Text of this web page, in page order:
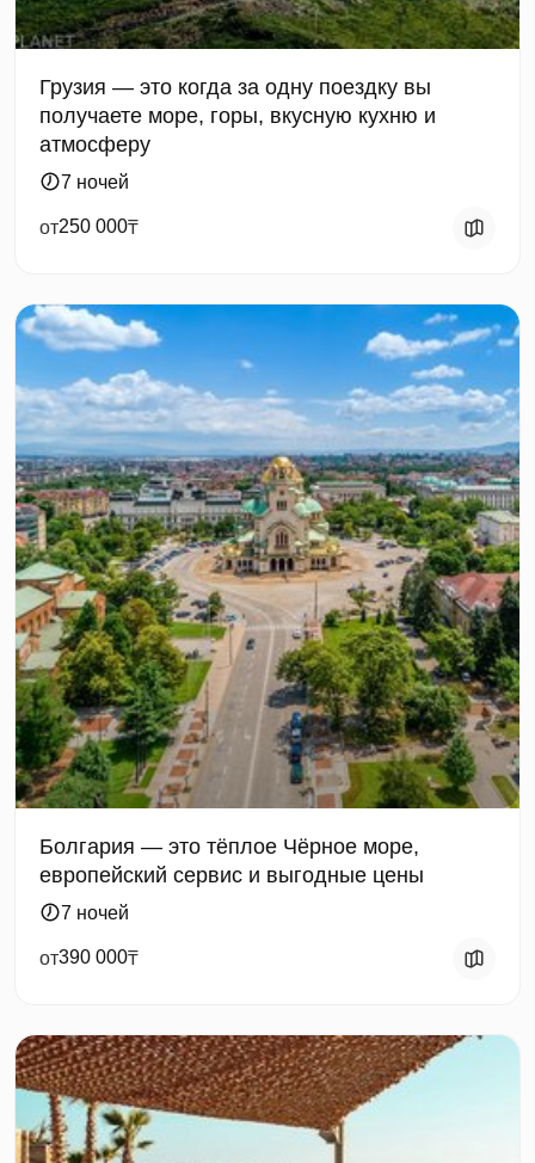
Грузия — это когда за одну поездку вы
получаете море, горы, вкусную кухню и
атмосферу
7 ночей
от250 000₸
Болгария — это тёплое Чёрное море,
европейский сервис и выгодные цены
7 ночей
от390 000₸